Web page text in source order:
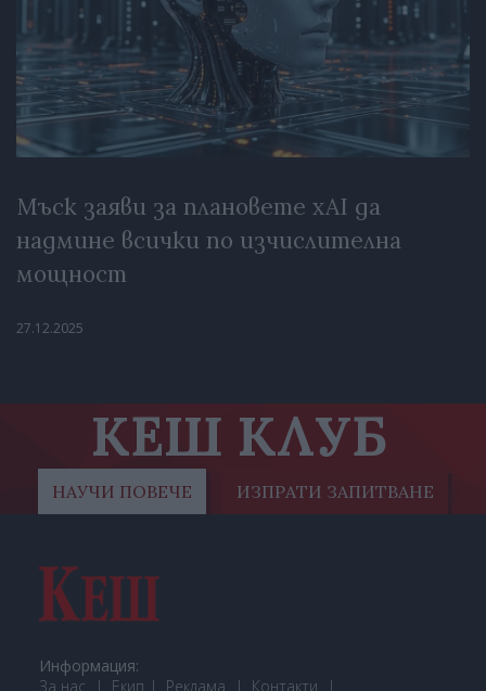
Мъск заяви за плановете xAI да
надмине всички по изчислителна
мощност
27.12.2025
КЕШ КЛУБ
НАУЧИ ПОВЕЧЕ ИЗПРАТИ ЗАПИТВАНЕ
Информация:
За нас
Екип Реклама Контакти